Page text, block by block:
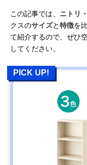
この記事では、 ニトリ
クスのサイズと特徴を
て紹介するので、ぜひ
してください。
PICK UP!